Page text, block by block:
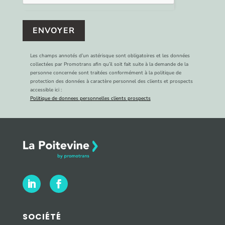
ENVOYER
Les champs annotés d’un astérisque sont obligatoires et les données
collectées par Promotrans afin qu’il soit fait suite à la demande de la
personne concernée sont traitées conformément à la politique de
protection des données à caractère personnel des clients et prospects
accessible ici :
Politique de donnees personnelles clients prospects
SOCIÉTÉ